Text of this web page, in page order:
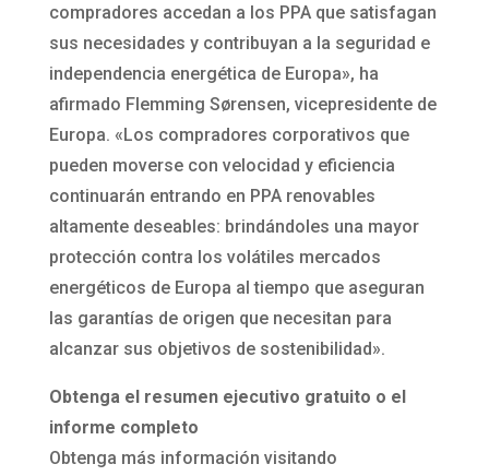
compradores accedan a los PPA que satisfagan
sus necesidades y contribuyan a la seguridad e
independencia energética de Europa», ha
afirmado Flemming Sørensen, vicepresidente de
Europa. «Los compradores corporativos que
pueden moverse con velocidad y eficiencia
continuarán entrando en PPA renovables
altamente deseables: brindándoles una mayor
protección contra los volátiles mercados
energéticos de Europa al tiempo que aseguran
las garantías de origen que necesitan para
alcanzar sus objetivos de sostenibilidad».
Obtenga el resumen ejecutivo gratuito o el
informe completo
Obtenga más información visitando